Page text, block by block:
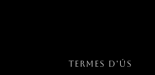
TERMES D’ÚS